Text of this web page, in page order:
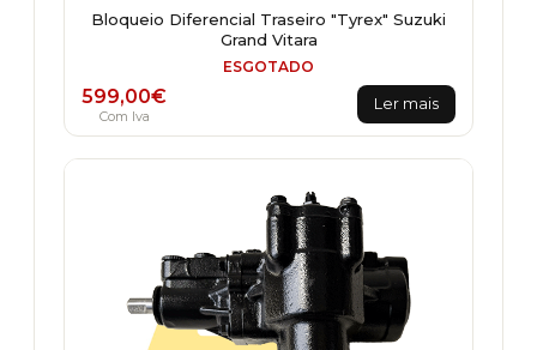
Bloqueio Diferencial Traseiro "Tyrex" Suzuki
Grand Vitara
ESGOTADO
599,00€
Com Iva
Ler mais